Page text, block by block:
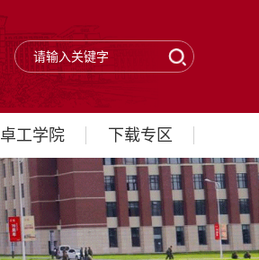
卓工学院 下载专区